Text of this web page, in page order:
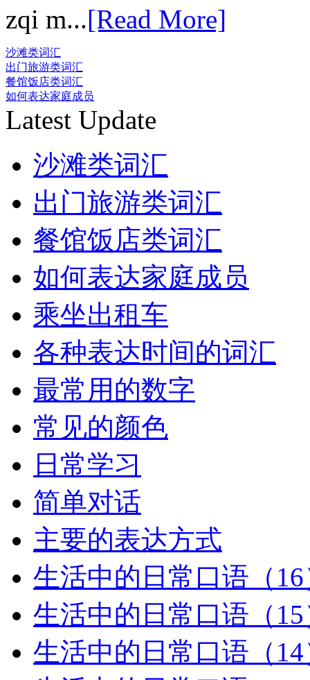
zqi m...[Read More]
沙滩类词汇
出门旅游类词汇
餐馆饭店类词汇
如何表达家庭成员
Latest Update
沙滩类词汇
出门旅游类词汇
餐馆饭店类词汇
如何表达家庭成员
乘坐出租车
各种表达时间的词汇
最常用的数字
常见的颜色
日常学习
简单对话
主要的表达方式
生活中的日常口语（16
生活中的日常口语（15
生活中的日常口语（14